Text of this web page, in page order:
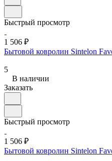
Быстрый просмотр
1 506 ₽
Бытовой ковролин Sintelon
5
В наличии
Заказать
Быстрый просмотр
1 506 ₽
Бытовой ковролин Sintelon